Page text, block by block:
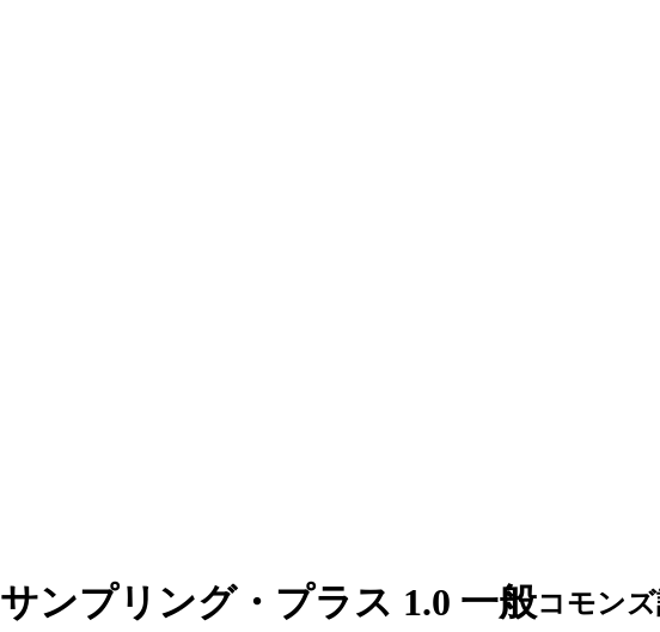
サンプリング・プラス 1.0 一般コモン